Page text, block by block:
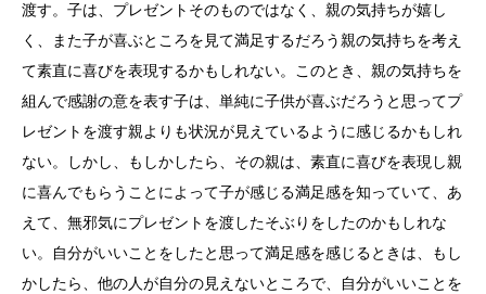
渡す。子は、プレゼントそのものではなく、親の気持ちが嬉し
く、また子が喜ぶところを見て満足するだろう親の気持ちを考え
て素直に喜びを表現するかもしれない。このとき、親の気持ちを
組んで感謝の意を表す子は、単純に子供が喜ぶだろうと思ってプ
レゼントを渡す親よりも状況が見えているように感じるかもしれ
ない。しかし、もしかしたら、その親は、素直に喜びを表現し親
に喜んでもらうことによって子が感じる満足感を知っていて、あ
えて、無邪気にプレゼントを渡したそぶりをしたのかもしれな
い。自分がいいことをしたと思って満足感を感じるときは、もし
かしたら、他の人が自分の見えないところで、自分がいいことを